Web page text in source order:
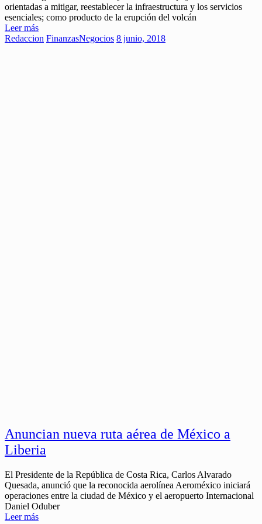
orientadas a mitigar, reestablecer la infraestructura y los servicios
esenciales; como producto de la erupción del volcán
Leer más
Redaccion FinanzasNegocios 8 junio, 2018
Anuncian nueva ruta aérea de México a
Liberia
El Presidente de la República de Costa Rica, Carlos Alvarado
Quesada, anunció que la reconocida aerolínea Aeroméxico iniciará
operaciones entre la ciudad de México y el aeropuerto Internacional
Daniel Oduber
Leer más